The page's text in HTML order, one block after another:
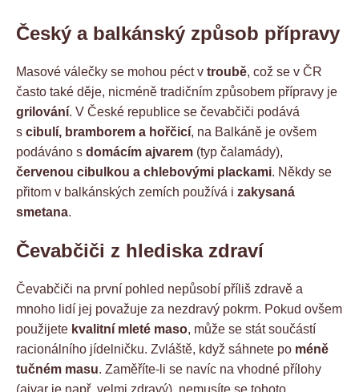
Český a balkánský způsob přípravy
Masové válečky se mohou péct v troubě, což se v ČR
často také děje, nicméně tradičním způsobem přípravy je
grilování. V České republice se čevabčiči podává
s cibulí, bramborem a hořčicí, na Balkáně je ovšem
podáváno s domácím ajvarem (typ čalamády),
červenou cibulkou a chlebovými plackami. Někdy se
přitom v balkánských zemích používá i zakysaná
smetana.
Čevabčiči z hlediska zdraví
Čevabčiči na první pohled nepůsobí příliš zdravě a
mnoho lidí jej považuje za nezdravý pokrm. Pokud ovšem
použijete kvalitní mleté maso, může se stát součástí
racionálního jídelničku. Zvláště, když sáhnete po méně
tučném masu. Zaměříte-li se navíc na vhodné přílohy
(ajvar je např. velmi zdravý), nemusíte se tohoto